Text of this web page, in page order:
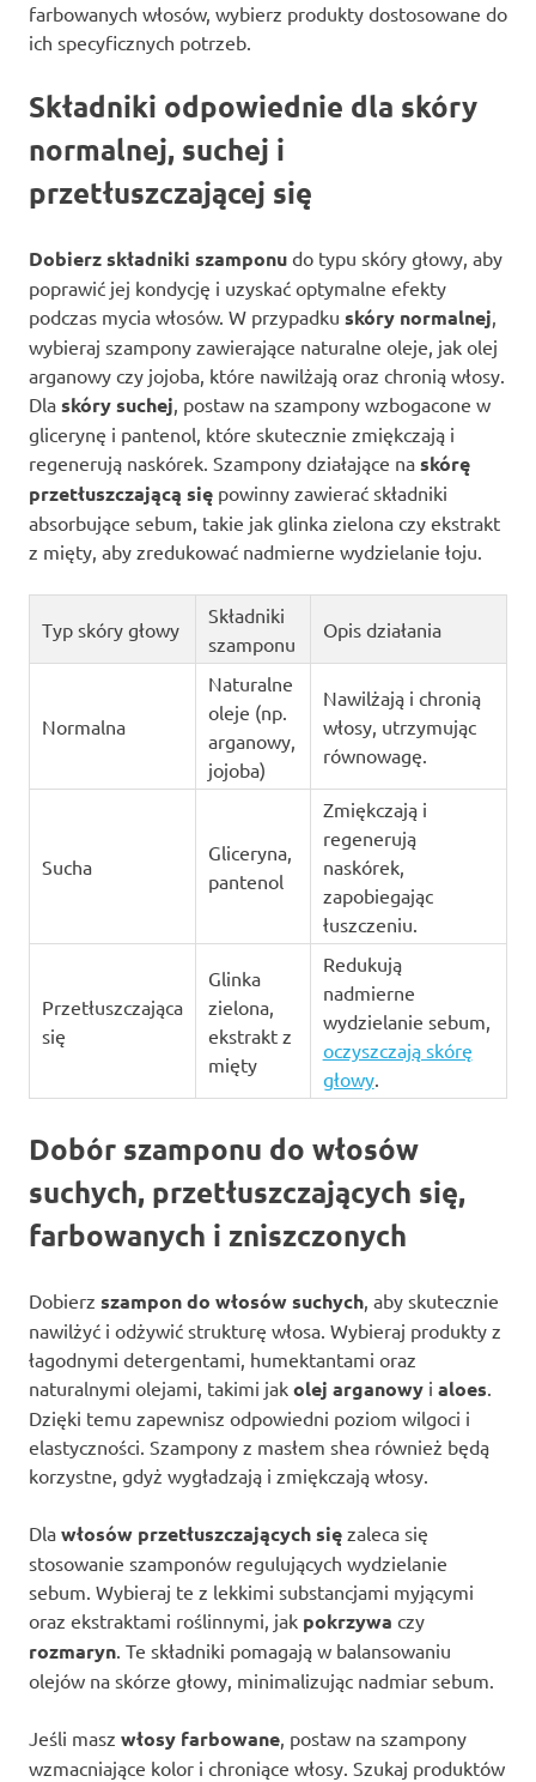
farbowanych włosów, wybierz produkty dostosowane do
ich specyficznych potrzeb.
Składniki odpowiednie dla skóry
normalnej, suchej i
przetłuszczającej się
Dobierz składniki szamponu do typu skóry głowy, aby
poprawić jej kondycję i uzyskać optymalne efekty
podczas mycia włosów. W przypadku skóry normalnej,
wybieraj szampony zawierające naturalne oleje, jak olej
arganowy czy jojoba, które nawilżają oraz chronią włosy.
Dla skóry suchej, postaw na szampony wzbogacone w
glicerynę i pantenol, które skutecznie zmiękczają i
regenerują naskórek. Szampony działające na skórę
przetłuszczającą się powinny zawierać składniki
absorbujące sebum, takie jak glinka zielona czy ekstrakt
z mięty, aby zredukować nadmierne wydzielanie łoju.
Typ skóry głowy
Składniki
szamponu
Opis działania
Normalna
Naturalne
oleje (np.
arganowy,
jojoba)
Nawilżają i chronią
włosy, utrzymując
równowagę.
Sucha
Gliceryna,
pantenol
Zmiękczają i
regenerują
naskórek,
zapobiegając
łuszczeniu.
Przetłuszczająca
się
Glinka
zielona,
ekstrakt z
mięty
Redukują
nadmierne
wydzielanie sebum,
oczyszczają skórę
głowy.
Dobór szamponu do włosów
suchych, przetłuszczających się,
farbowanych i zniszczonych
Dobierz szampon do włosów suchych, aby skutecznie
nawilżyć i odżywić strukturę włosa. Wybieraj produkty z
łagodnymi detergentami, humektantami oraz
naturalnymi olejami, takimi jak olej arganowy i aloes.
Dzięki temu zapewnisz odpowiedni poziom wilgoci i
elastyczności. Szampony z masłem shea również będą
korzystne, gdyż wygładzają i zmiękczają włosy.
Dla włosów przetłuszczających się zaleca się
stosowanie szamponów regulujących wydzielanie
sebum. Wybieraj te z lekkimi substancjami myjącymi
oraz ekstraktami roślinnymi, jak pokrzywa czy
rozmaryn. Te składniki pomagają w balansowaniu
olejów na skórze głowy, minimalizując nadmiar sebum.
Jeśli masz włosy farbowane, postaw na szampony
wzmacniające kolor i chroniące włosy. Szukaj produktów